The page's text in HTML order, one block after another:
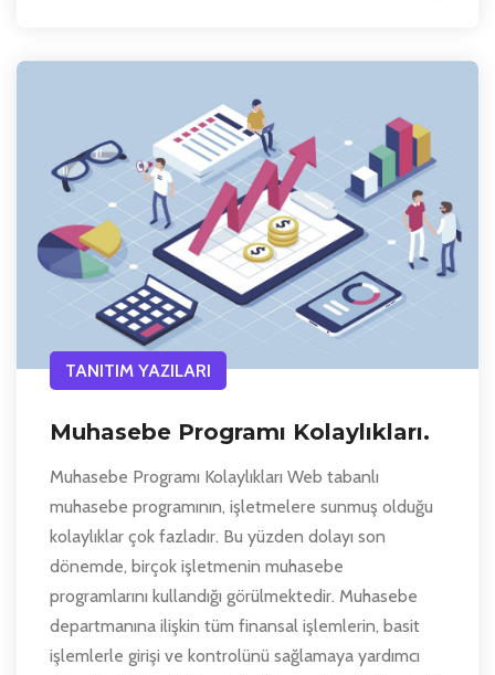
TANITIM YAZILARI
Muhasebe Programı Kolaylıkları.
Muhasebe Programı Kolaylıkları Web tabanlı
muhasebe programının, işletmelere sunmuş olduğu
kolaylıklar çok fazladır. Bu yüzden dolayı son
dönemde, birçok işletmenin muhasebe
programlarını kullandığı görülmektedir. Muhasebe
departmanına ilişkin tüm finansal işlemlerin, basit
işlemlerle girişi ve kontrolünü sağlamaya yardımcı